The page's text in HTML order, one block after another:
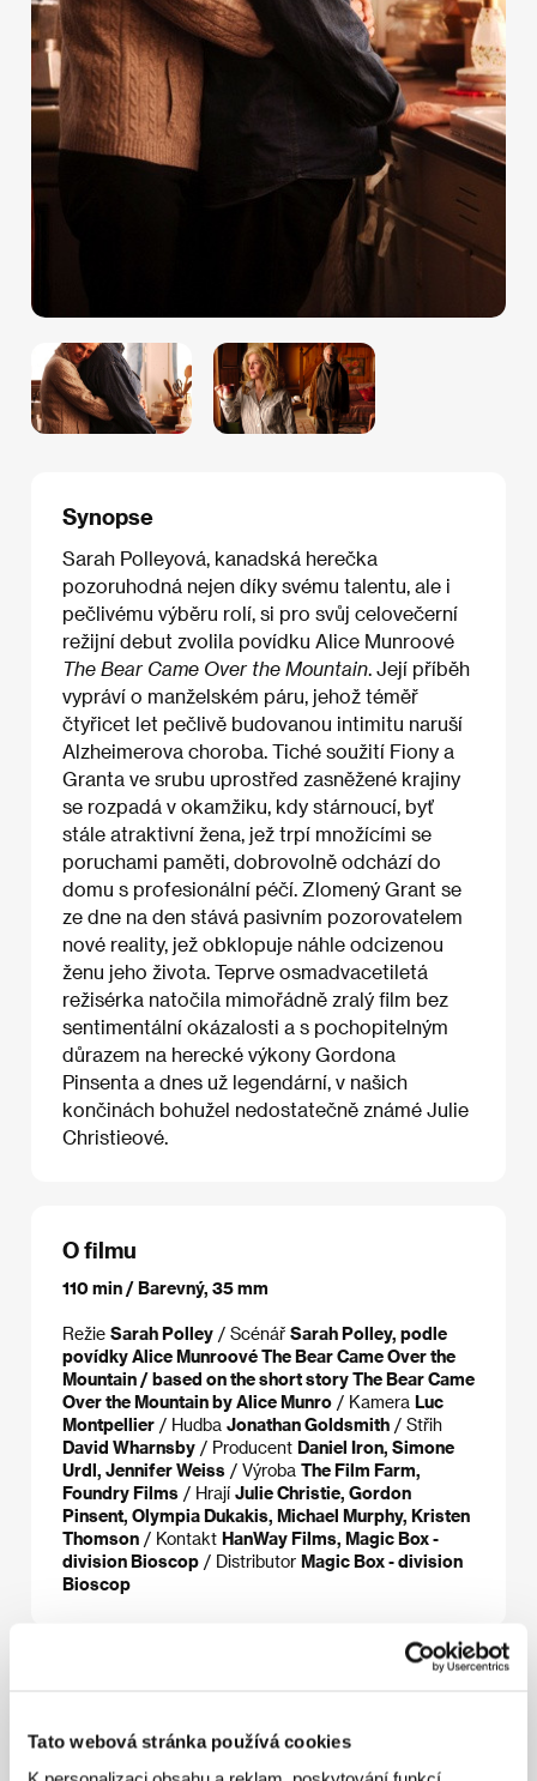
Tato webová stránka používá cookies
Synopse
Sarah Polleyová, kanadská herečka
pozoruhodná nejen díky svému talentu, ale i
pečlivému výběru rolí, si pro svůj celovečerní
režijní debut zvolila povídku Alice Munroové
The Bear Came Over the Mountain . Její příběh
vypráví o manželském páru, jehož téměř
čtyřicet let pečlivě budovanou intimitu naruší
Alzheimerova choroba. Tiché soužití Fiony a
Granta ve srubu uprostřed zasněžené krajiny
se rozpadá v okamžiku, kdy stárnoucí, byť
stále atraktivní žena, jež trpí množícími se
poruchami paměti, dobrovolně odchází do
domu s profesionální péčí. Zlomený Grant se
ze dne na den stává pasivním pozorovatelem
nové reality, jež obklopuje náhle odcizenou
ženu jeho života. Teprve osmadvacetiletá
režisérka natočila mimořádně zralý film bez
sentimentální okázalosti a s pochopitelným
důrazem na herecké výkony Gordona
Pinsenta a dnes už legendární, v našich
končinách bohužel nedostatečně známé Julie
Christieové.
O filmu
110 min / Barevný, 35 mm
Režie Sarah Polley / Scénář Sarah Polley, podle
povídky Alice Munroové The Bear Came Over the
Mountain / based on the short story The Bear Came
Over the Mountain by Alice Munro / Kamera Luc
Montpellier / Hudba Jonathan Goldsmith / Střih
David Wharnsby / Producent Daniel Iron, Simone
Urdl, Jennifer Weiss / Výroba The Film Farm,
Foundry Films / Hrají Julie Christie, Gordon
Pinsent, Olympia Dukakis, Michael Murphy, Kristen
Thomson / Kontakt HanWay Films, Magic Box -
division Bioscop / Distributor Magic Box - division
Bioscop